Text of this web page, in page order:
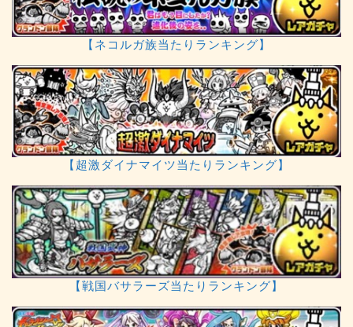
【ネコルガ族当たりランキング】
【超激ダイナマイツ当たりランキング】
【戦国バサラーズ当たりランキング】